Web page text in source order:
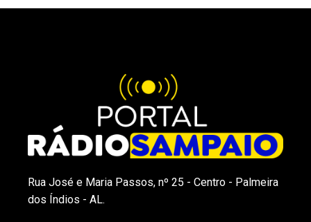
Rua José e Maria Passos, nº 25 - Centro - Palmeira
dos Índios - AL.